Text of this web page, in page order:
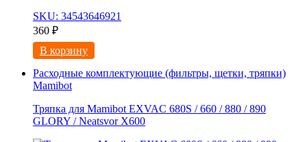
SKU: 34543646921
360 ₽
В корзину
Расходные комплектующие (фильтры, щетки, тряпки)
Mamibot
Тряпка для Mamibot EXVAC 680S / 660 / 880 / 890
GLORY / Neatsvor X600